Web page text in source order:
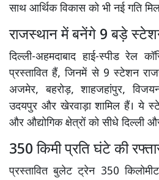
साथ आर्थिक विकास को भी नई गति
राजस्थान में बनेंगे 9 बड़े
दिल्ली-अहमदाबाद हाई-स्पीड रेल
प्रस्तावित हैं, जिनमें से 9 स्टेशन
अजमेर, बहरोड़, शाहजहांपुर,
उदयपुर और खेरवाड़ा शामिल हैं। ये
और औद्योगिक क्षेत्रों को सीधे दिल्ली
350 किमी प्रति घंटे की
प्रस्तावित बुलेट ट्रेन 350